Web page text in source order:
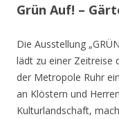
Grün Auf! –
Die Ausstellung
lädt zu einer Zeitreise
der Metropole Ruhr
an Klöstern und
Kulturlandschaft,